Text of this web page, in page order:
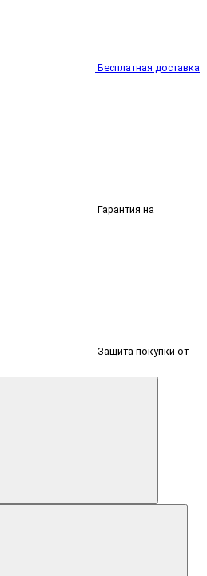
Бесплатная доставка
Гарантия на
Защита покупки от